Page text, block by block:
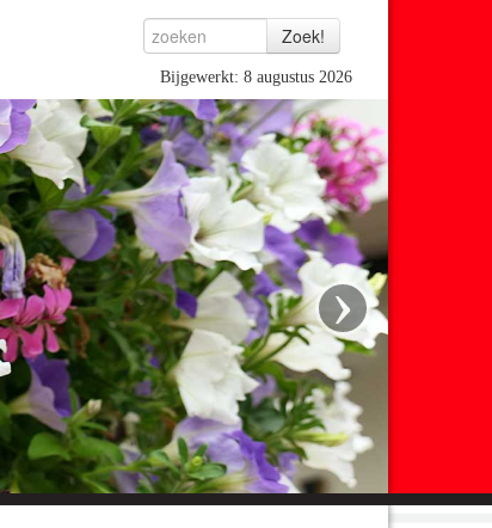
Bijgewerkt: 8 augustus 2026
›